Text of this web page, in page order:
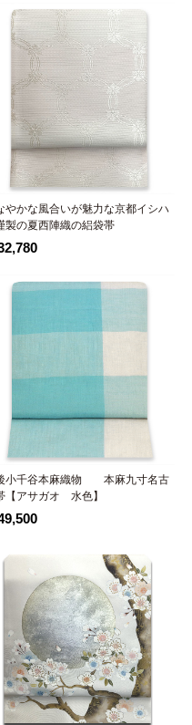
やかな風合いが魅力な京都イシハ
製の夏西陣織の絽袋帯
小千谷本麻織物 本麻九寸名古
【アサガオ 水色】